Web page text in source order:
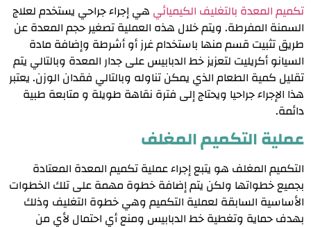
تكميم المعدة بالتغليف الكيميائي هي إجراء جراحي يستخدم لعلاج
السمنة المفرطة. ويتم خلال هذه العملية تصغير حجم المعدة عن
طريق تثبيت قسم منها باستخدام غرز أو أشرطة وإضافة مادة
السيانو أكريليت لتعزيز خط الدبابيس على جدار المعدة وبالتالي يتم
تقليل كمية الطعام الذي يمكن تناوله وبالتالي فقدان الوزن. يعتبر
هذا الإجراء جراحيا ويحتاج إلى فترة نقاهة طويلة و متابعة طبية
دائمة.
عملية التكميم المغلف
التكميم المغلف هو يتبع إجراء عملية تكميم المعدة المعتادة
بجميع خطواتها ولكن يتم إضافة خطوة مهمة على تلك الخطوات
الأساسية السابقة لعملية التكميم وهي خطوة التغليف وذلك
بهدف حماية وتغطية خط الدبابيس ومنع أي احتمال لأي من